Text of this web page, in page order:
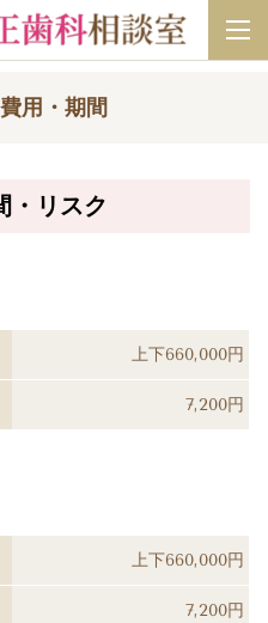
用・期間
・リスク
上下660,000円
7,200円
上下660,000円
7,200円